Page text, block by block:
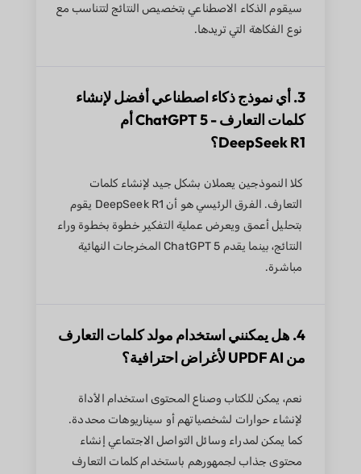
سيقوم الذكاء الاصطناعي بتخصيص النتائج لتتناسب مع
نوع الفكاهة التي تريدها.
3. أي نموذج ذكاء اصطناعي أفضل لإنشاء
كلمات التعارف - ChatGPT 5 أم
DeepSeek R1؟
كلا النموذجين يعملان بشكل جيد لإنشاء كلمات
التعارف. الفرق الرئيسي هو أن DeepSeek R1 يقوم
بتحليل أعمق ويعرض عملية التفكير خطوة بخطوة وراء
النتائج، بينما يقدم ChatGPT 5 المخرجات النهائية
مباشرة.
4. هل يمكنني استخدام مولد كلمات التعارف
من UPDF AI لأغراض احترافية؟
نعم، يمكن للكتاب وصناع المحتوى استخدام الأداة
لإنشاء حوارات لشخصياتهم أو سيناريوهات محددة.
كما يمكن لمدراء وسائل التواصل الاجتماعي إنشاء
محتوى جذاب لجمهورهم باستخدام كلمات التعارف